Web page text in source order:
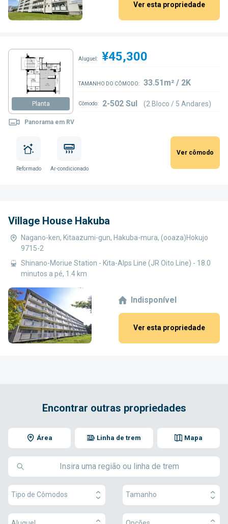
Ver esta propriedade
Planta
Panorama em RV
Aluguel: ¥45,300
TAMANHO DO CÔMODO: 33.51m² / 2K
Cômodo: 2-502 Sul (2 Bloco / 5 Andares)
Reformado Ar-condicionado
Ver cômodo
Village House Hakuba
Nagano-ken, Kitaazumi-gun, Hakuba-mura, (ooaza)Hokujo
9715-2
Shinano-Moriue Station - Kita-Alps Line (JR Oito Line) - 18.0
minutos a pé, 1.4 km
Indisponível
Ver esta propriedade
Encontrar outras propriedades
Área Mapa
Linha de trem
Tipo de Cômodos Tamanho